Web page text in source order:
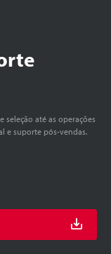
seleção até as operações
e suporte pós-vendas.